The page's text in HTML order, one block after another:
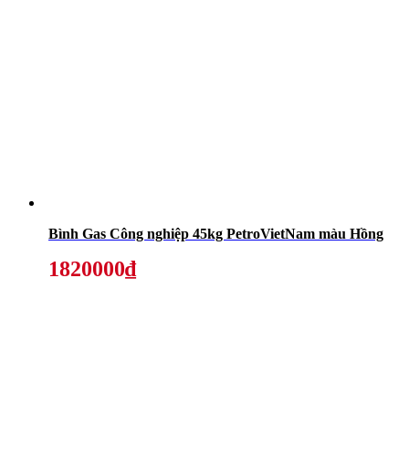
Bình Gas Công nghiệp 45kg PetroVietNam màu Hồng
1820000₫